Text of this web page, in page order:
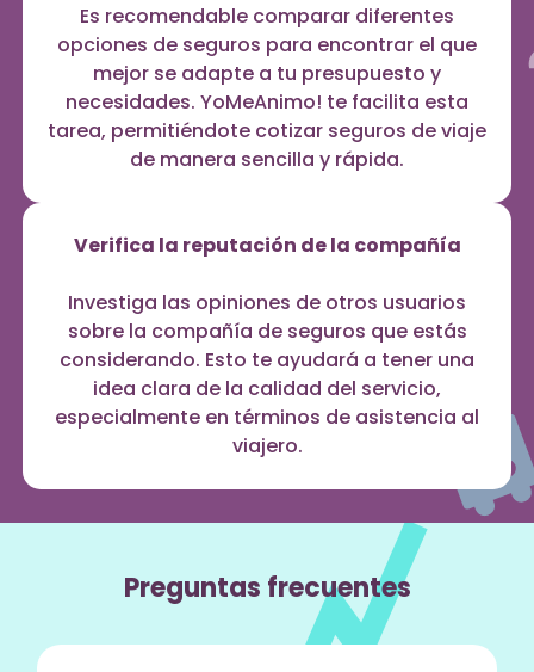
Es recomendable comparar diferentes
opciones de seguros para encontrar el que
mejor se adapte a tu presupuesto y
necesidades. YoMeAnimo! te facilita esta
tarea, permitiéndote cotizar seguros de viaje
de manera sencilla y rápida.
Verifica la reputación de la compañía
Investiga las opiniones de otros usuarios
sobre la compañía de seguros que estás
considerando. Esto te ayudará a tener una
idea clara de la calidad del servicio,
especialmente en términos de asistencia al
viajero.
Preguntas frecuentes